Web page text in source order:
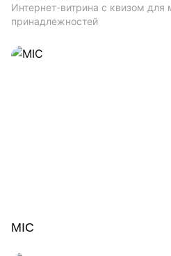
Интернет-витрина с квизом для
принадлежностей
MIC